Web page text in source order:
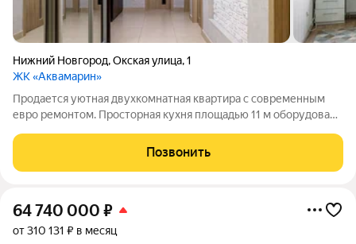
Нижний Новгород,Окская улица,1
ЖК «Аквамарин»
Продается уютная двухкомнатная квартира с современным
евро ремонтом. Просторная кухня площадью 11 м оборудована
изолированные, что обеспечивает комфорт и приватность. В
квартире раздельный
Позвонить
64 740 000 ₽
от 310 131 ₽ в месяц